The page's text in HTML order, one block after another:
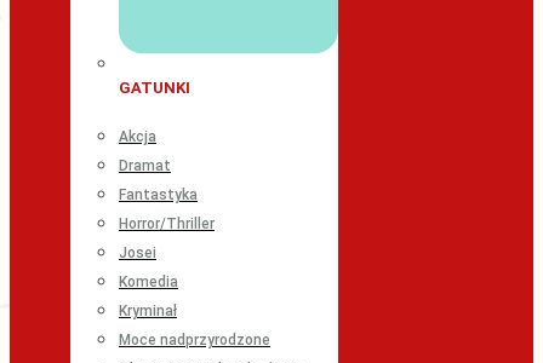
GATUNKI
Akcja
Dramat
Fantastyka
Horror/Thriller
Josei
Komedia
Kryminał
Moce nadprzyrodzone